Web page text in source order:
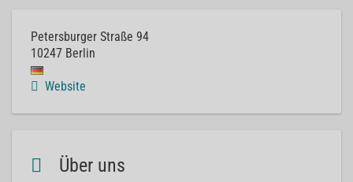
Petersburger Straße 94
10247 Berlin
Website
Über uns